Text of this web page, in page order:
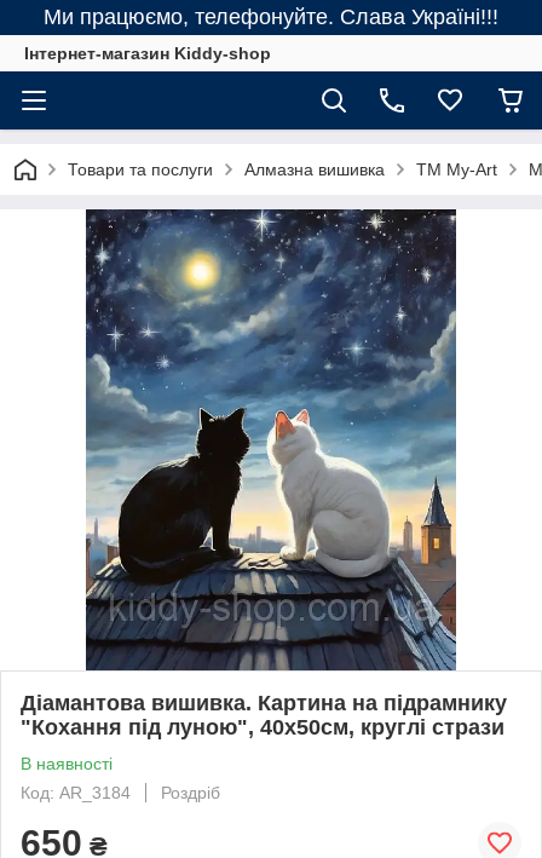
Ми працюємо, телефонуйте. Слава Україні!!!
Інтернет-магазин Kiddy-shop
Товари та послуги Алмазна вишивка ТМ My-Art
Діамантова вишивка. Картина на підрамнику
"Кохання під луною", 40х50см, круглі стрази
В наявності
Код: AR_3184
Роздріб
650 ₴